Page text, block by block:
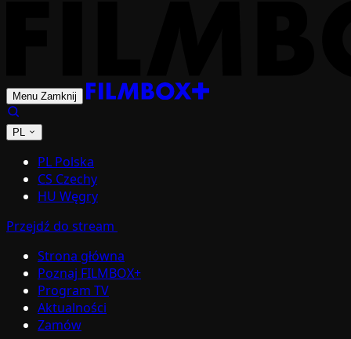
Menu Zamknij
PL
PL Polska
CS Czechy
HU Węgry
Przejdź do stream
Strona główna
Poznaj FILMBOX+
Program TV
Aktualności
Zamów